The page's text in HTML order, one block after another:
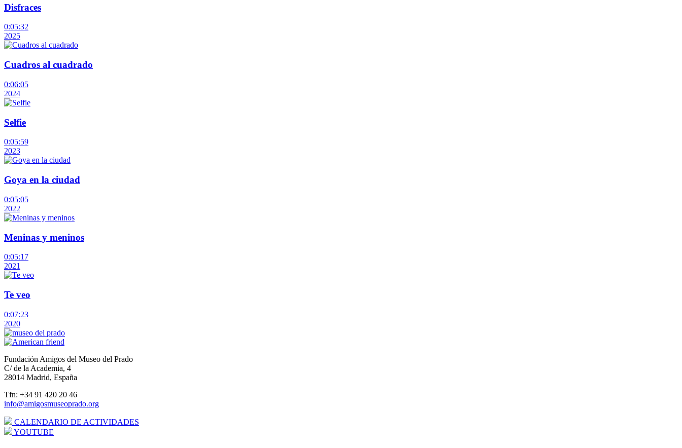
Disfraces
0:05:32
2025
Cuadros al cuadrado
0:06:05
2024
Selfie
0:05:59
2023
Goya en la ciudad
0:05:05
2022
Meninas y meninos
0:05:17
2021
Te veo
0:07:23
2020
Fundación Amigos del Museo del Prado
C/ de la Academia, 4
28014 Madrid, España
Tfn: +34 91 420 20 46
info@amigosmuseoprado.org
CALENDARIO DE ACTIVIDADES
YOUTUBE